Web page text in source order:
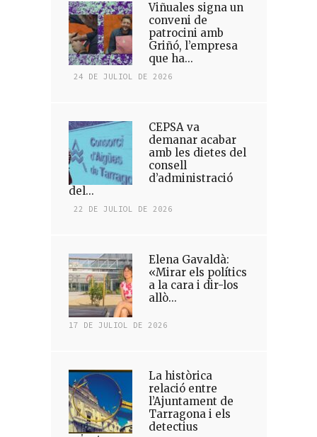
Viñuales signa un
conveni de
patrocini amb
Griñó, l’empresa
que ha...
24 DE JULIOL DE 2026
CEPSA va
demanar acabar
amb les dietes del
consell
d’administració
del...
22 DE JULIOL DE 2026
Elena Gavaldà:
«Mirar els polítics
a la cara i dir-los
allò...
17 DE JULIOL DE 2026
La històrica
relació entre
l’Ajuntament de
Tarragona i els
detectius